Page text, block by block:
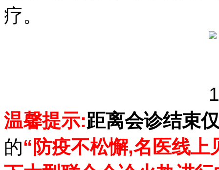
疗。
温馨提示:距离会诊结束
的“防疫不松懈,名医线上